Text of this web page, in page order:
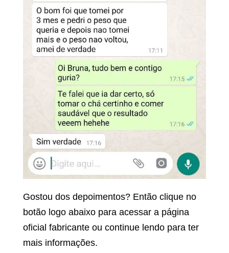
Gostou dos depoimentos? Então clique no
botão logo abaixo para acessar a página
oficial fabricante ou continue lendo para ter
mais informações.